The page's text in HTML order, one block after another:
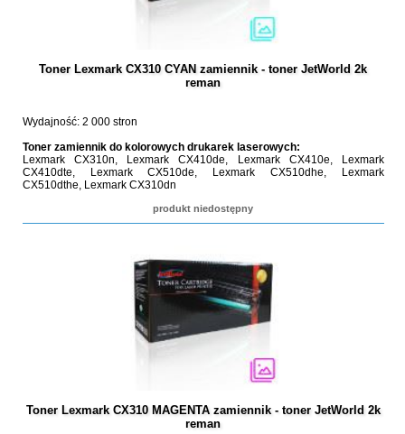
Toner Lexmark CX310 CYAN zamiennik - toner JetWorld 2k
reman
Wydajność: 2 000 stron
Toner zamiennik do kolorowych drukarek laserowych:
Lexmark CX310n, Lexmark CX410de, Lexmark CX410e, Lexmark
CX410dte, Lexmark CX510de, Lexmark CX510dhe, Lexmark
CX510dthe, Lexmark CX310dn
produkt niedostępny
Toner Lexmark CX310 MAGENTA zamiennik - toner JetWorld 2k
reman